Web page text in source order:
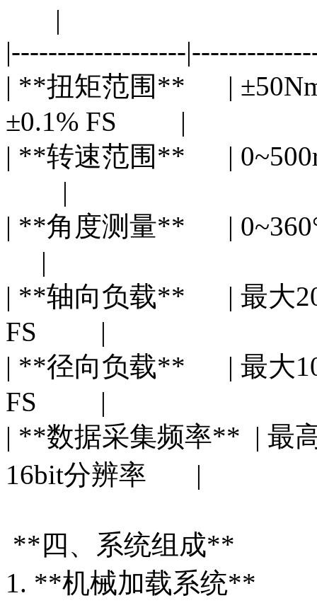
|
|-------------------
| **扭矩范围** |
±0.1% FS |
| **转速范围** |
|
| **角度测量** |
|
| **轴向负载** | 最
FS |
| **径向负载** | 最
FS |
| **数据采集频率** |
16bit分辨率 |
**四、系统组成**
1. **机械加载系统**